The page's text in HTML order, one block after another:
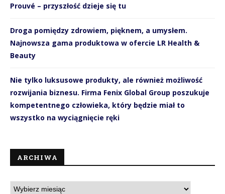
Prouvé – przyszłość dzieje się tu
Droga pomiędzy zdrowiem, pięknem, a umysłem.
Najnowsza gama produktowa w ofercie LR Health &
Beauty
Nie tylko luksusowe produkty, ale również możliwość
rozwijania biznesu. Firma Fenix Global Group poszukuje
kompetentnego człowieka, który będzie miał to
wszystko na wyciągnięcie ręki
ARCHIWA